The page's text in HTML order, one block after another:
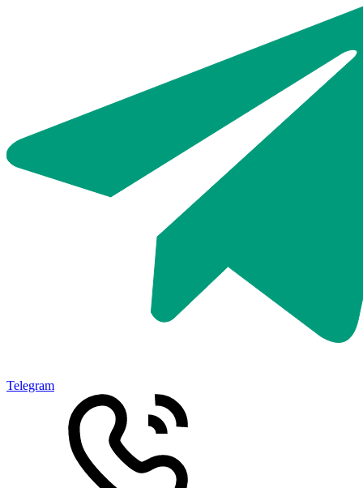
Telegram